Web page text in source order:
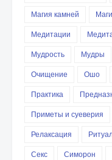
Магия камней
Медитации
Мудрость
Мудры
Очищение
Ошо
Практика
Приметы и суеверия
Релаксация
Секс
Симорон